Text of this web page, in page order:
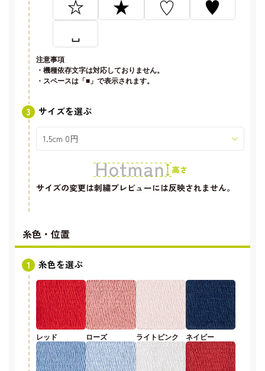
☆ ★ ♡
♥
␣
注意事項
・機種依存文字は対応しておりません。
・スペースは「■」で表示されます。
サイズを選ぶ
サイズの変更は刺繍プレビューには反映されません。
糸色・位置
糸色を選ぶ
レッド ローズ ライトピンク ネイビー